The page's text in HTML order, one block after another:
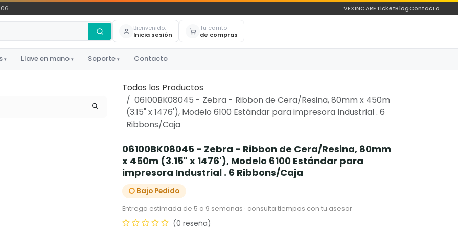
VEXINCARETicketBlogContacto
Bienvenido,
Inicia sesión
Tu carrito
de compras
▾ Llave en mano ▾ Soporte ▾ Contacto
Todos los Productos
06100BK08045 - Zebra - Ribbon de Cera/Resina, 80mm x 450m
(3.15" x 1476'), Modelo 6100 Estándar para impresora Industrial . 6
Ribbons/Caja
06100BK08045 - Zebra - Ribbon de Cera/Resina, 80mm
x 450m (3.15" x 1476'), Modelo 6100 Estándar para
impresora Industrial . 6 Ribbons/Caja
Bajo Pedido
Entrega estimada de 5 a 9 semanas · consulta tiempos con tu asesor
(0 reseña)